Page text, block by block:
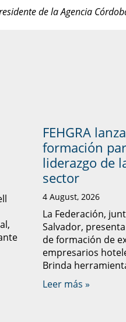
de la Agencia
FEHGRA
formación
liderazgo de
sector
4 August, 2026
La Federación,
Salvador,
de formación de
empresarios
Brinda
Leer más »